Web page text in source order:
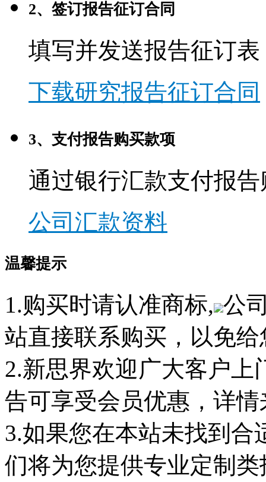
2、签订报告征订合同
填写并发送报告征订表
下载研究报告征订合同
3、支付报告购买款项
通过银行汇款支付报
公司汇款资料
温馨提示
1.购买时请认准商标, 公
站直接联系购买，以免
2.新思界欢迎广大客户
告可享受会员优惠，详
3.如果您在本站未找到
们将为您提供专业定制类